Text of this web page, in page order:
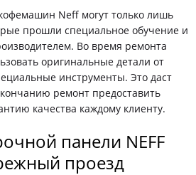
Neff могут только лишь
прошли специальное обучение и
Во время ремонта
оригинальные детали от
инструменты. Это даст
ремонт предоставить
качества каждому клиенту.
панели NEFF
проезд